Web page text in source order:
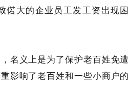
偌大的企业员工发工资出现困
名义上是为了保护老百姓免遭
影响了老百姓和一些小商户的